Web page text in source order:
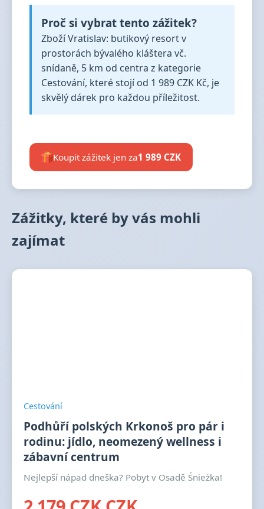
Proč si vybrat tento zážitek?
Zboží Vratislav: butikový resort v
prostorách bývalého kláštera vč.
snídaně, 5 km od centra z kategorie
Cestování, které stojí od 1 989 CZK Kč, je
skvělý dárek pro každou příležitost.
Koupit zážitek jen za1 989 CZK
Zážitky, které by vás mohli
zajímat
Cestování
Podhůří polských Krkonoš pro pár i
rodinu: jídlo, neomezený wellness i
zábavní centrum
Nejlepší nápad dneška? Pobyt v Osadě Śnieżka!